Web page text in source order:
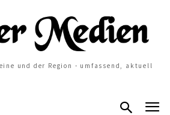
und der Region - umfassend, aktuell